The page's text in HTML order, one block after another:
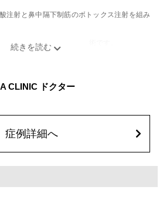
どのマッサージや刺激は避けてください。
(税込) 笑気麻酔 3,300円(税込)
注射と鼻中隔下制筋のボトックス注射を組み
ことで、鼻の形を整える施術です。
射]
、内出血、痛み、突っ張り感などが生じるこ
アレルギー、細菌感染症、血管閉塞、頭痛な
いします。
注射と鼻中隔下制筋のボトックス注射を組み
ことで、鼻の形を整える施術です。
射]
、内出血、痛み、突っ張り感などが生じるこ
い。ボトックス注入後は男性は3か月、女性
いします。
A CLINIC ドクター
症例詳細へ